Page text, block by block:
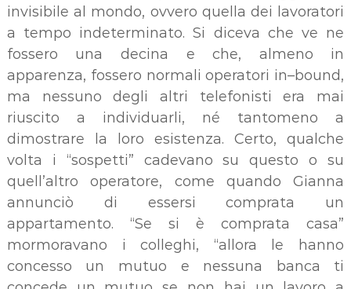
invisibile al mondo, ovvero quella dei lavoratori
a tempo indeterminato. Si diceva che ve ne
fossero una decina e che, almeno in
apparenza, fossero normali operatori in–bound,
ma nessuno degli altri telefonisti era mai
riuscito a individuarli, né tantomeno a
dimostrare la loro esistenza. Certo, qualche
volta i “sospetti” cadevano su questo o su
quell’altro operatore, come quando Gianna
annunciò di essersi comprata un
appartamento. “Se si è comprata casa”
mormoravano i colleghi, “allora le hanno
concesso un mutuo e nessuna banca ti